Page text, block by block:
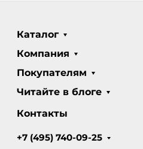
Каталог
Компания
Покупателям
Читайте в блоге
Контакты
+7 (495) 740-09-25